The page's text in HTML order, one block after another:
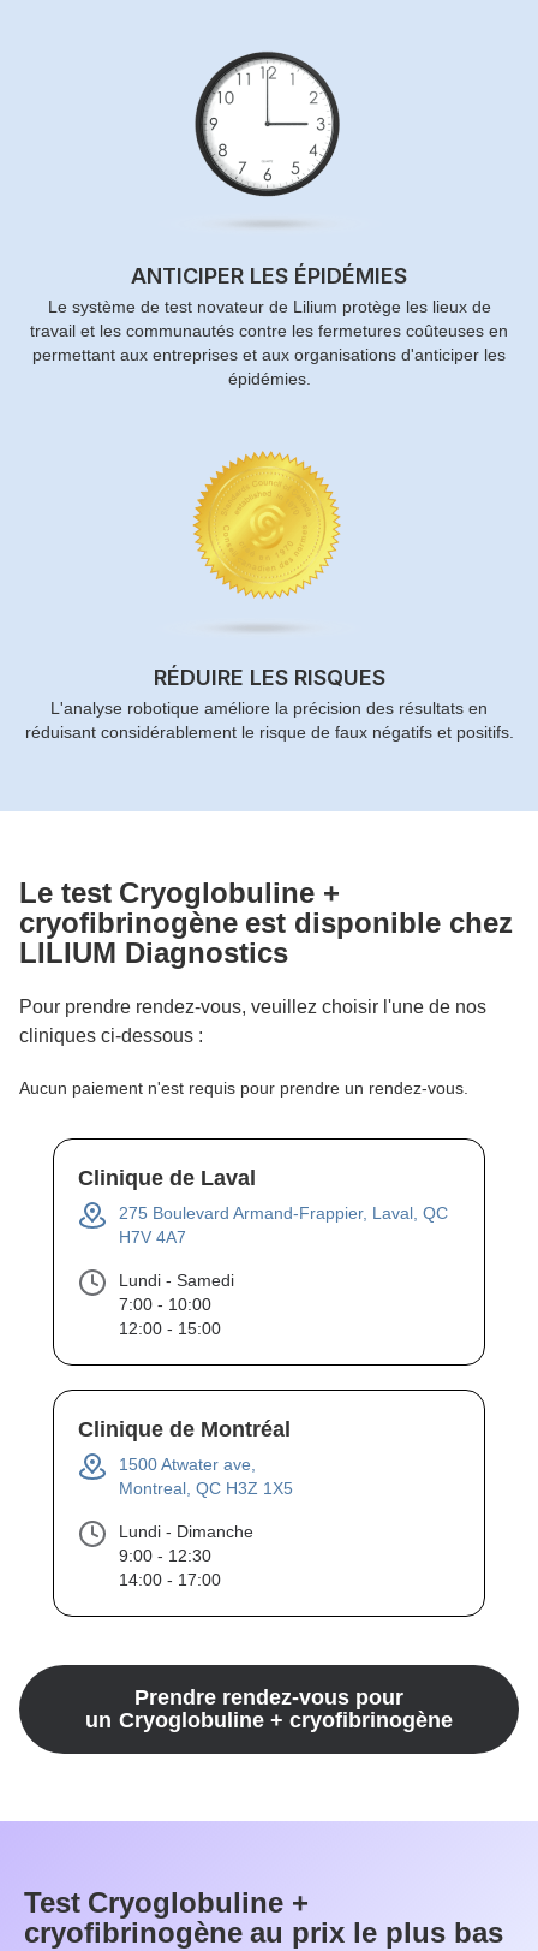
ANTICIPER LES ÉPIDÉMIES
Le système de test novateur de Lilium protège les lieux de
travail et les communautés contre les fermetures coûteuses en
permettant aux entreprises et aux organisations d'anticiper les
épidémies.
RÉDUIRE LES RISQUES
L'analyse robotique améliore la précision des résultats en
réduisant considérablement le risque de faux négatifs et positifs.
Le test Cryoglobuline +
cryofibrinogène est disponible chez
LILIUM Diagnostics
Pour prendre rendez-vous, veuillez choisir l'une de nos
cliniques ci-dessous :
Aucun paiement n'est requis pour prendre un rendez-vous.
Clinique de Laval
275 Boulevard Armand-Frappier, Laval, QC
H7V 4A7
Lundi - Samedi
7:00 - 10:00
12:00 - 15:00
Clinique de Montréal
1500 Atwater ave,
Montreal, QC H3Z 1X5
Lundi - Dimanche
9:00 - 12:30
14:00 - 17:00
Prendre rendez-vous pour
un Cryoglobuline + cryofibrinogène
Test Cryoglobuline +
cryofibrinogène au prix le plus bas